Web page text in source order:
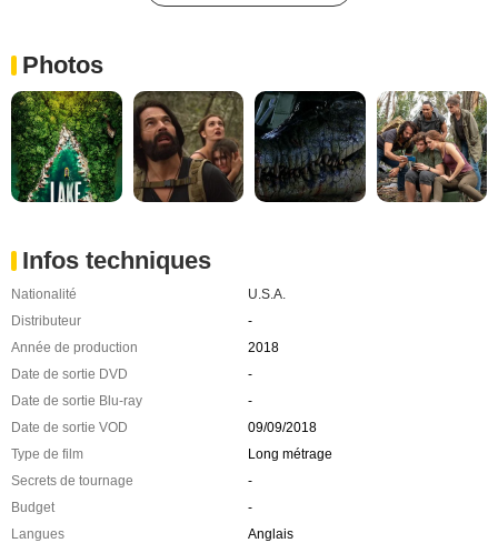
Photos
Infos techniques
Nationalité
U.S.A.
Distributeur
-
Année de production
2018
Date de sortie DVD
-
Date de sortie Blu-ray
-
Date de sortie VOD
09/09/2018
Type de film
Long métrage
Secrets de tournage
-
Budget
-
Langues
Anglais